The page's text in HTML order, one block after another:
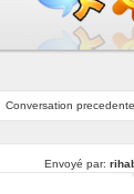
Conversation precedente
Envoyé par: